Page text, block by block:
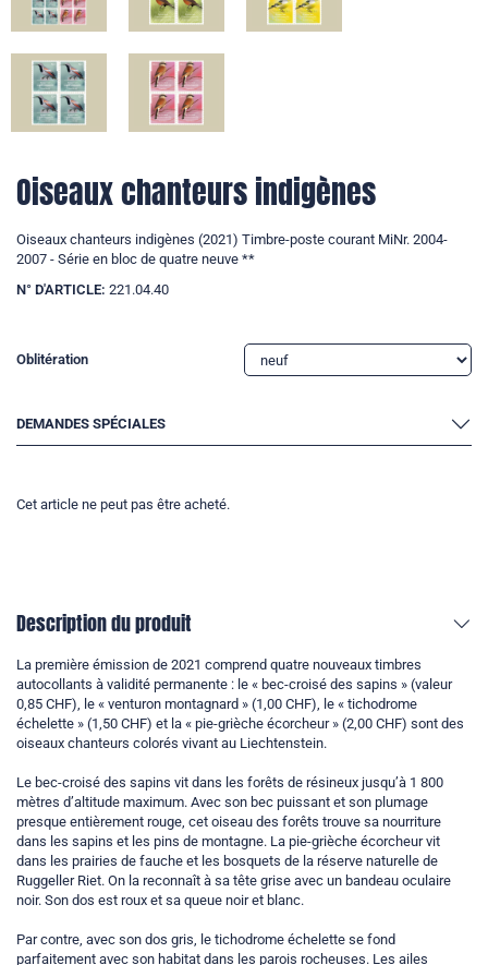
Oiseaux chanteurs indigènes
Oiseaux chanteurs indigènes (2021) Timbre-poste courant MiNr. 2004-
2007 - Série en bloc de quatre neuve **
N° D'ARTICLE: 221.04.40
Oblitération
DEMANDES SPÉCIALES
Cet article ne peut pas être acheté.
Description du produit
La première émission de 2021 comprend quatre nouveaux timbres
autocollants à validité permanente : le « bec-croisé des sapins » (valeur
0,85 CHF), le « venturon montagnard » (1,00 CHF), le « tichodrome
échelette » (1,50 CHF) et la « pie-grièche écorcheur » (2,00 CHF) sont des
oiseaux chanteurs colorés vivant au Liechtenstein.
Le bec-croisé des sapins vit dans les forêts de résineux jusqu’à 1 800
mètres d’altitude maximum. Avec son bec puissant et son plumage
presque entièrement rouge, cet oiseau des forêts trouve sa nourriture
dans les sapins et les pins de montagne. La pie-grièche écorcheur vit
dans les prairies de fauche et les bosquets de la réserve naturelle de
Ruggeller Riet. On la reconnaît à sa tête grise avec un bandeau oculaire
noir. Son dos est roux et sa queue noir et blanc.
Par contre, avec son dos gris, le tichodrome échelette se fond
parfaitement avec son habitat dans les parois rocheuses. Les ailes